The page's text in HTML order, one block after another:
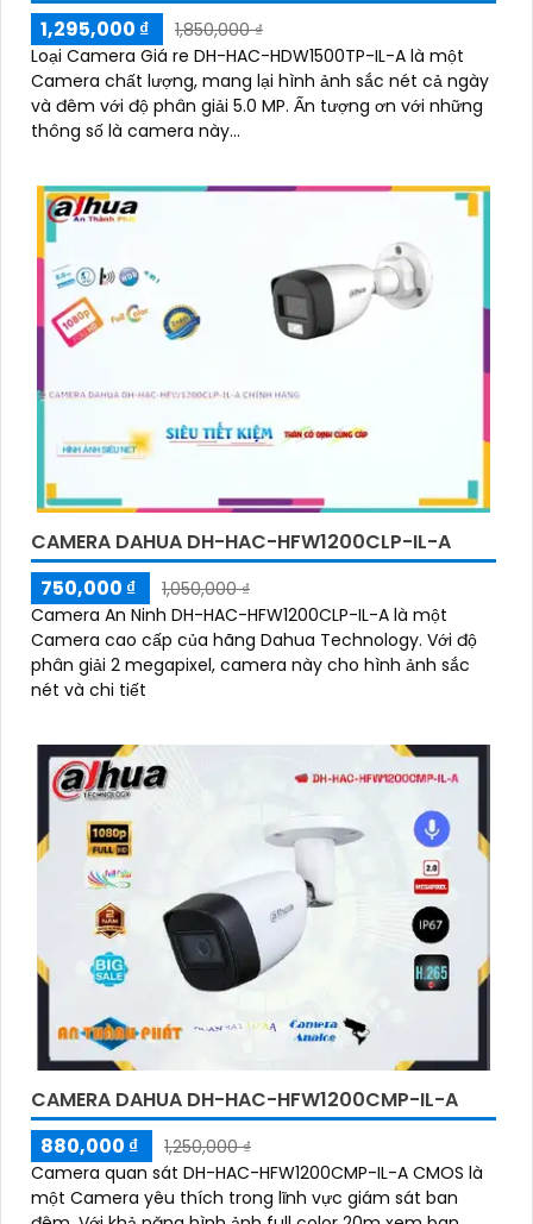
1,295,000 ₫
1,850,000 ₫
Loại Camera Giá re DH-HAC-HDW1500TP-IL-A là một
Camera chất lượng, mang lại hình ảnh sắc nét cả ngày
và đêm với độ phân giải 5.0 MP. Ấn tượng ơn với những
thông số là camera này...
CAMERA DAHUA DH-HAC-HFW1200CLP-IL-A
750,000 ₫
1,050,000 ₫
Camera An Ninh DH-HAC-HFW1200CLP-IL-A là một
Camera cao cấp của hãng Dahua Technology. Với độ
phân giải 2 megapixel, camera này cho hình ảnh sắc
nét và chi tiết
CAMERA DAHUA DH-HAC-HFW1200CMP-IL-A
880,000 ₫
1,250,000 ₫
Camera quan sát DH-HAC-HFW1200CMP-IL-A CMOS là
một Camera yêu thích trong lĩnh vực giám sát ban